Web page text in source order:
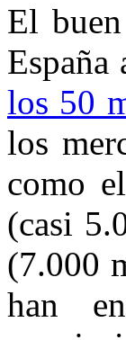
El
los 50
los
como
(casi
(7.000
han